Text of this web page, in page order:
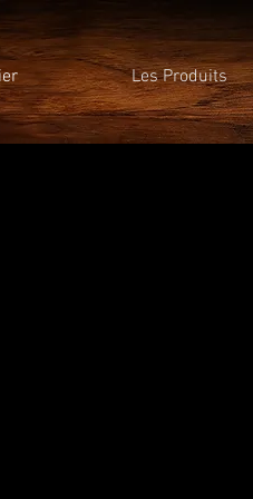
Les Produits